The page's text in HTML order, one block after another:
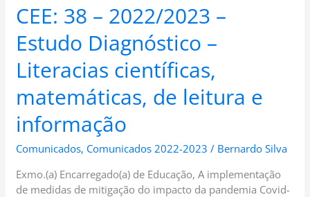
CEE: 38 – 2022/2023 –
Estudo Diagnóstico –
Literacias científicas,
matemáticas, de leitura e
informação
Comunicados, Comunicados 2022-2023 / Bernardo Silva
Exmo.(a) Encarregado(a) de Educação, A implementação
de medidas de mitigação do impacto da pandemia Covid-
informação